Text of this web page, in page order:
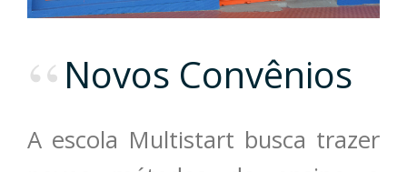
Novos Convênios
A escola Multistart busca trazer